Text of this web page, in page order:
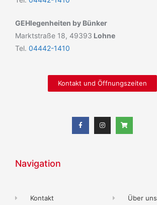
GEHlegenheiten by Bünker
Marktstraße 18, 49393 Lohne
Tel. 04442-1410
Kontakt und Öffnungszeiten
Navigation
Kontakt Über uns